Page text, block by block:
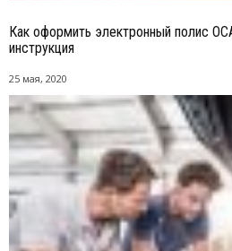
Как оформить электронный полис
инструкция
25 мая, 2020